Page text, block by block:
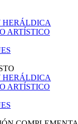
HERÁLDICA
ARTÍSTICO
HERÁLDICA
ARTÍSTICO